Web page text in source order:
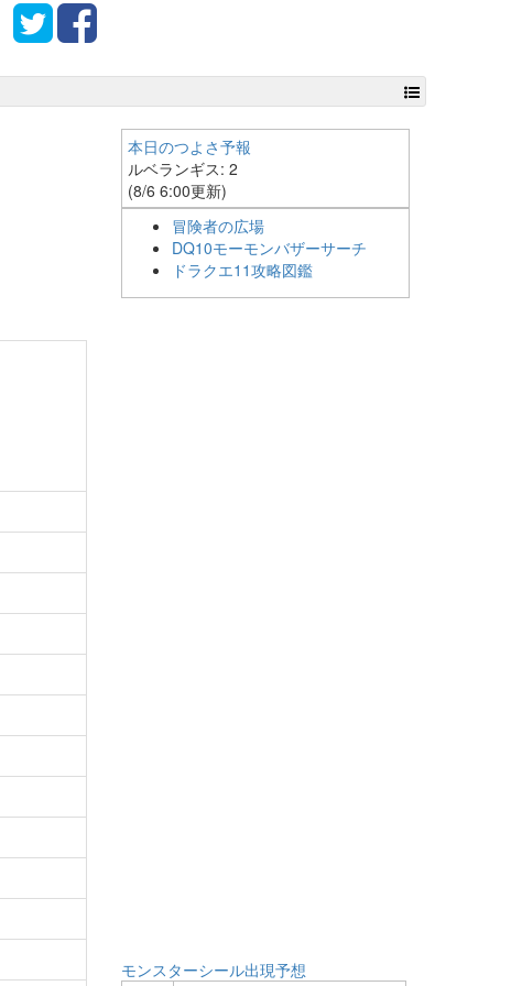
本日のつよさ予報
ルベランギス: 2
(8/6 6:00更新)
冒険者の広場
DQ10モーモンバザーサーチ
ドラクエ11攻略図鑑
モンスターシール出現予想